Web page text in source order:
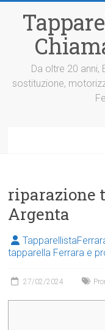
Da oltre 20 anni,
sostituzione,
riparazione
Argenta
tapparella Ferrara e
27/02/2024